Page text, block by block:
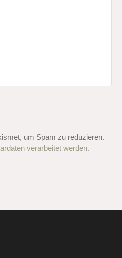
um Spam zu reduzieren.
verarbeitet werden.